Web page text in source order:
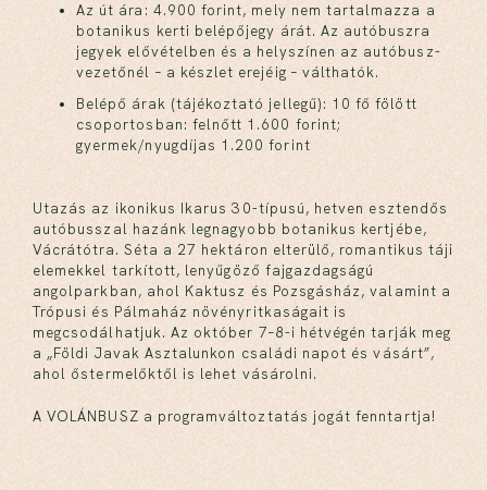
Az út ára: 4.900 forint, mely nem tartalmazza a
botanikus kerti belépőjegy árát. Az autóbuszra
jegyek elővételben és a helyszínen az autóbusz-
vezetőnél – a készlet erejéig – válthatók.
Belépő árak (tájékoztató jellegű): 10 fő fölött
csoportosban: felnőtt 1.600 forint;
gyermek/nyugdíjas 1.200 forint
Utazás az ikonikus Ikarus 30-típusú, hetven esztendős
autóbusszal hazánk legnagyobb botanikus kertjébe,
Vácrátótra. Séta a 27 hektáron elterülő, romantikus táji
elemekkel tarkított, lenyűgöző fajgazdagságú
angolparkban, ahol Kaktusz és Pozsgásház, valamint a
Trópusi és Pálmaház növényritkaságait is
megcsodálhatjuk. Az október 7–8-i hétvégén tarják meg
a „Földi Javak Asztalunkon családi napot és vásárt”,
ahol őstermelőktől is lehet vásárolni.
A VOLÁNBUSZ a programváltoztatás jogát fenntartja!